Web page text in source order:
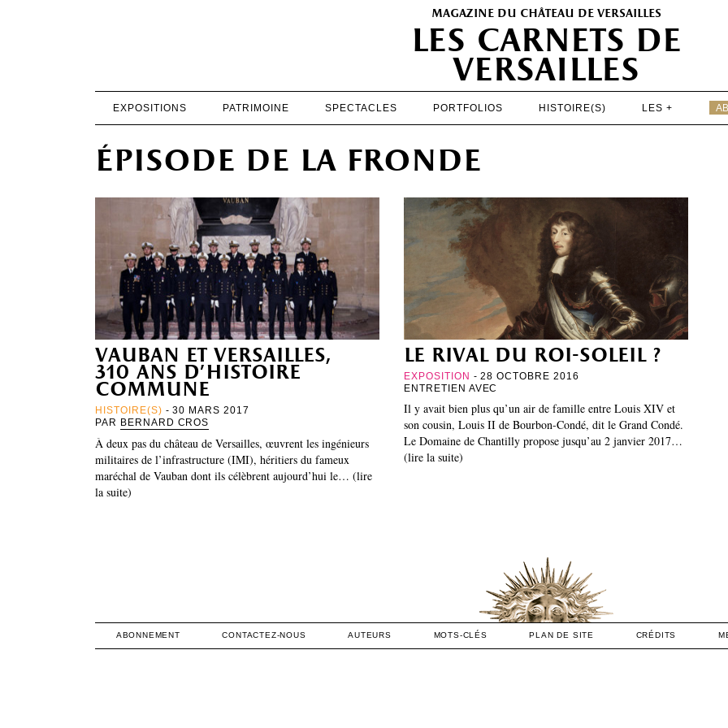
magazine du château de versailles
les carnets de
versailles
EXPOSITIONS PATRIMOINE SPECTACLES PORTFOLIOS HISTOIRE(S) LES +
PORTFOLIOS
HISTOIRE(S)
LES +
ABONNEMENT GRATUIT AU MAGAZINE
épisode de la fronde
vauban et versailles,
310 ans d’histoire
commune
HISTOIRE(S) - 30 MARS 2017
PAR BERNARD CROS
À deux pas du château de Versailles, œuvrent les ingénieurs
militaires de l’infrastructure (IMI), héritiers du fameux
maréchal de Vauban dont ils célèbrent aujourd’hui le… (lire
la suite)
le rival du roi-soleil ?
EXPOSITION - 28 OCTOBRE 2016
ENTRETIEN AVEC
Il y avait bien plus qu’un air de famille entre Louis XIV et
son cousin, Louis II de Bourbon-Condé, dit le Grand Condé.
Le Domaine de Chantilly propose jusqu’au 2 janvier 2017…
(lire la suite)
ABONNEMENT CONTACTEZ-NOUS AUTEURS MOTS-CLÉS PLAN DE SITE CRÉDITS